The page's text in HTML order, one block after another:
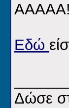
Εδώ
Δώσε